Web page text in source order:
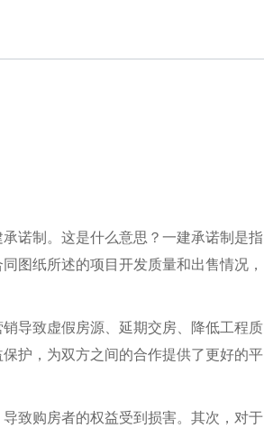
诺制。这是什么意思？一建承诺制是指
图纸所述的项目开发质量和出售情况，
导致虚假房源、延期交房、降低工程质
护，为双方之间的合作提供了更好的平
致购房者的权益受到损害。其次，对于